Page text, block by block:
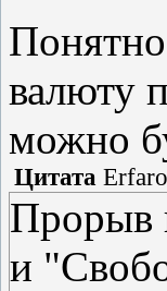
валюту
можно
Цитата
Прорыв
и